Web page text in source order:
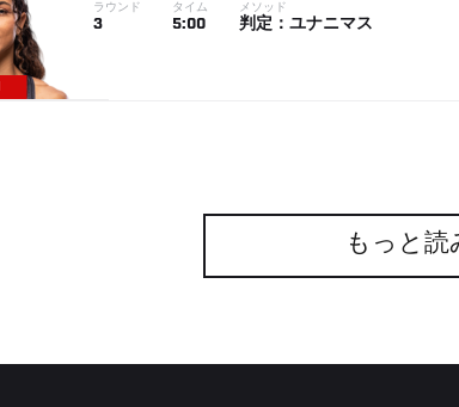
ラウンド
3
タイム
5:00
メソッド
判定：ユナニマス
もっと読